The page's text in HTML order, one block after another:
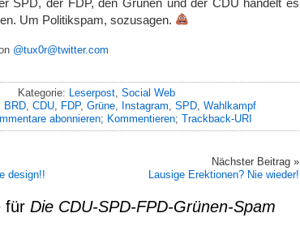
Um Politikspam, sozusagen.
@tux0r@twitter.com
Kategorie: Leserpost Social Web
BRD CDU FDP, Grüne Instagram SPD Wahlkampf
abonnieren; Kommentieren; Trackback-URI
design!!
Nächster Beitrag »
L­a­u­­­s­­­­i­­g­­­e­­­ ­­E­r­e­­­k­­­t­­­i­­­o­n­­­­e­n­?­­­­ ­­­N­i­e­ ­w­­­i­e­d­­­­e­­r­­!­­­­
für Die CDU-SPD-FPD-Grünen-Spam